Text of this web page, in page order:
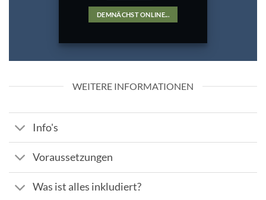
DEMNÄCHST ONLINE...
WEITERE INFORMATIONEN
Info's
Voraussetzungen
Was ist alles inkludiert?